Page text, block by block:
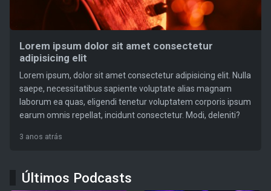
Lorem ipsum dolor sit amet consectetur
adipisicing elit
Lorem ipsum, dolor sit amet consectetur adipisicing elit. Nulla
saepe, necessitatibus sapiente voluptate alias magnam
laborum ea quas, eligendi tenetur voluptatem corporis ipsum
earum omnis repellat, incidunt consectetur. Modi, deleniti?
3 anos atrás
Últimos Podcasts